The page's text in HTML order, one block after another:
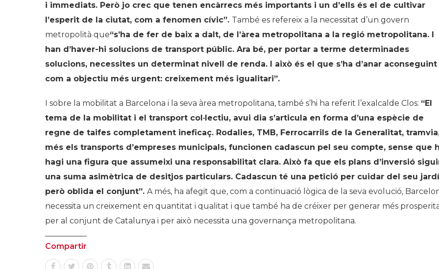
i immediats. Però jo crec que tenen encàrrecs més importants i un d’ells és el de cultivar
l’esperit de la ciutat, com a fenomen cívic”. També es refereix a la necessitat d’un govern
metropolità que“s’ha de fer de baix a dalt, de l’àrea metropolitana a la regió metropolitana. I
han d’haver-hi solucions de transport públic. Ara bé, per portar a terme determinades
solucions, necessites un determinat nivell de renda. I això és el que s’ha d’anar aconseguint
com a objectiu més urgent: creixement més igualitari”.
I sobre la mobilitat a Barcelona i la seva àrea metropolitana, també s’hi ha referit l’exalcalde Clos: “El
tema de la mobilitat i el transport col·lectiu, avui dia s’articula en forma d’una espècie de
regne de taifes completament ineficaç. Rodalies, TMB, Ferrocarrils de la Generalitat,
més els transports d’empreses municipals, funcionen cadascun pel seu compte, sense que
hagi una figura que assumeixi una responsabilitat clara. Això fa que els plans d’inversió
una suma asimètrica de desitjos particulars. Cadascun té una petició per cuidar del seu
però oblida el conjunt”. A més, ha afegit que, com a continuació lògica de la seva evolució,
necessita un creixement en quantitat i qualitat i que també ha de créixer per generar més
per al conjunt de Catalunya i per això necessita una governança metropolitana.
Compartir